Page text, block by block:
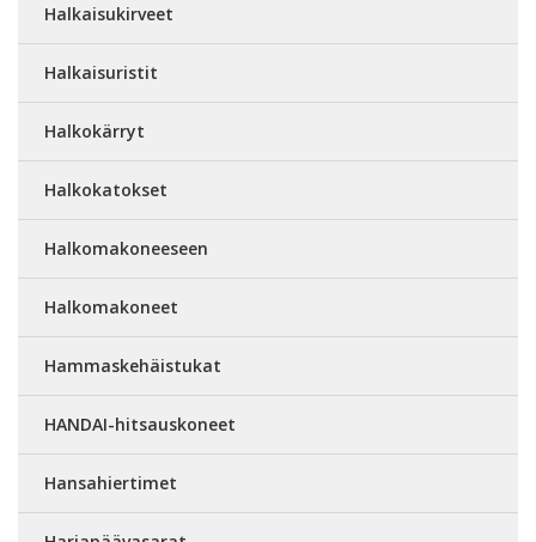
Halkaisukirveet
Halkaisuristit
Halkokärryt
Halkokatokset
Halkomakoneeseen
Halkomakoneet
Hammaskehäistukat
HANDAI-hitsauskoneet
Hansahiertimet